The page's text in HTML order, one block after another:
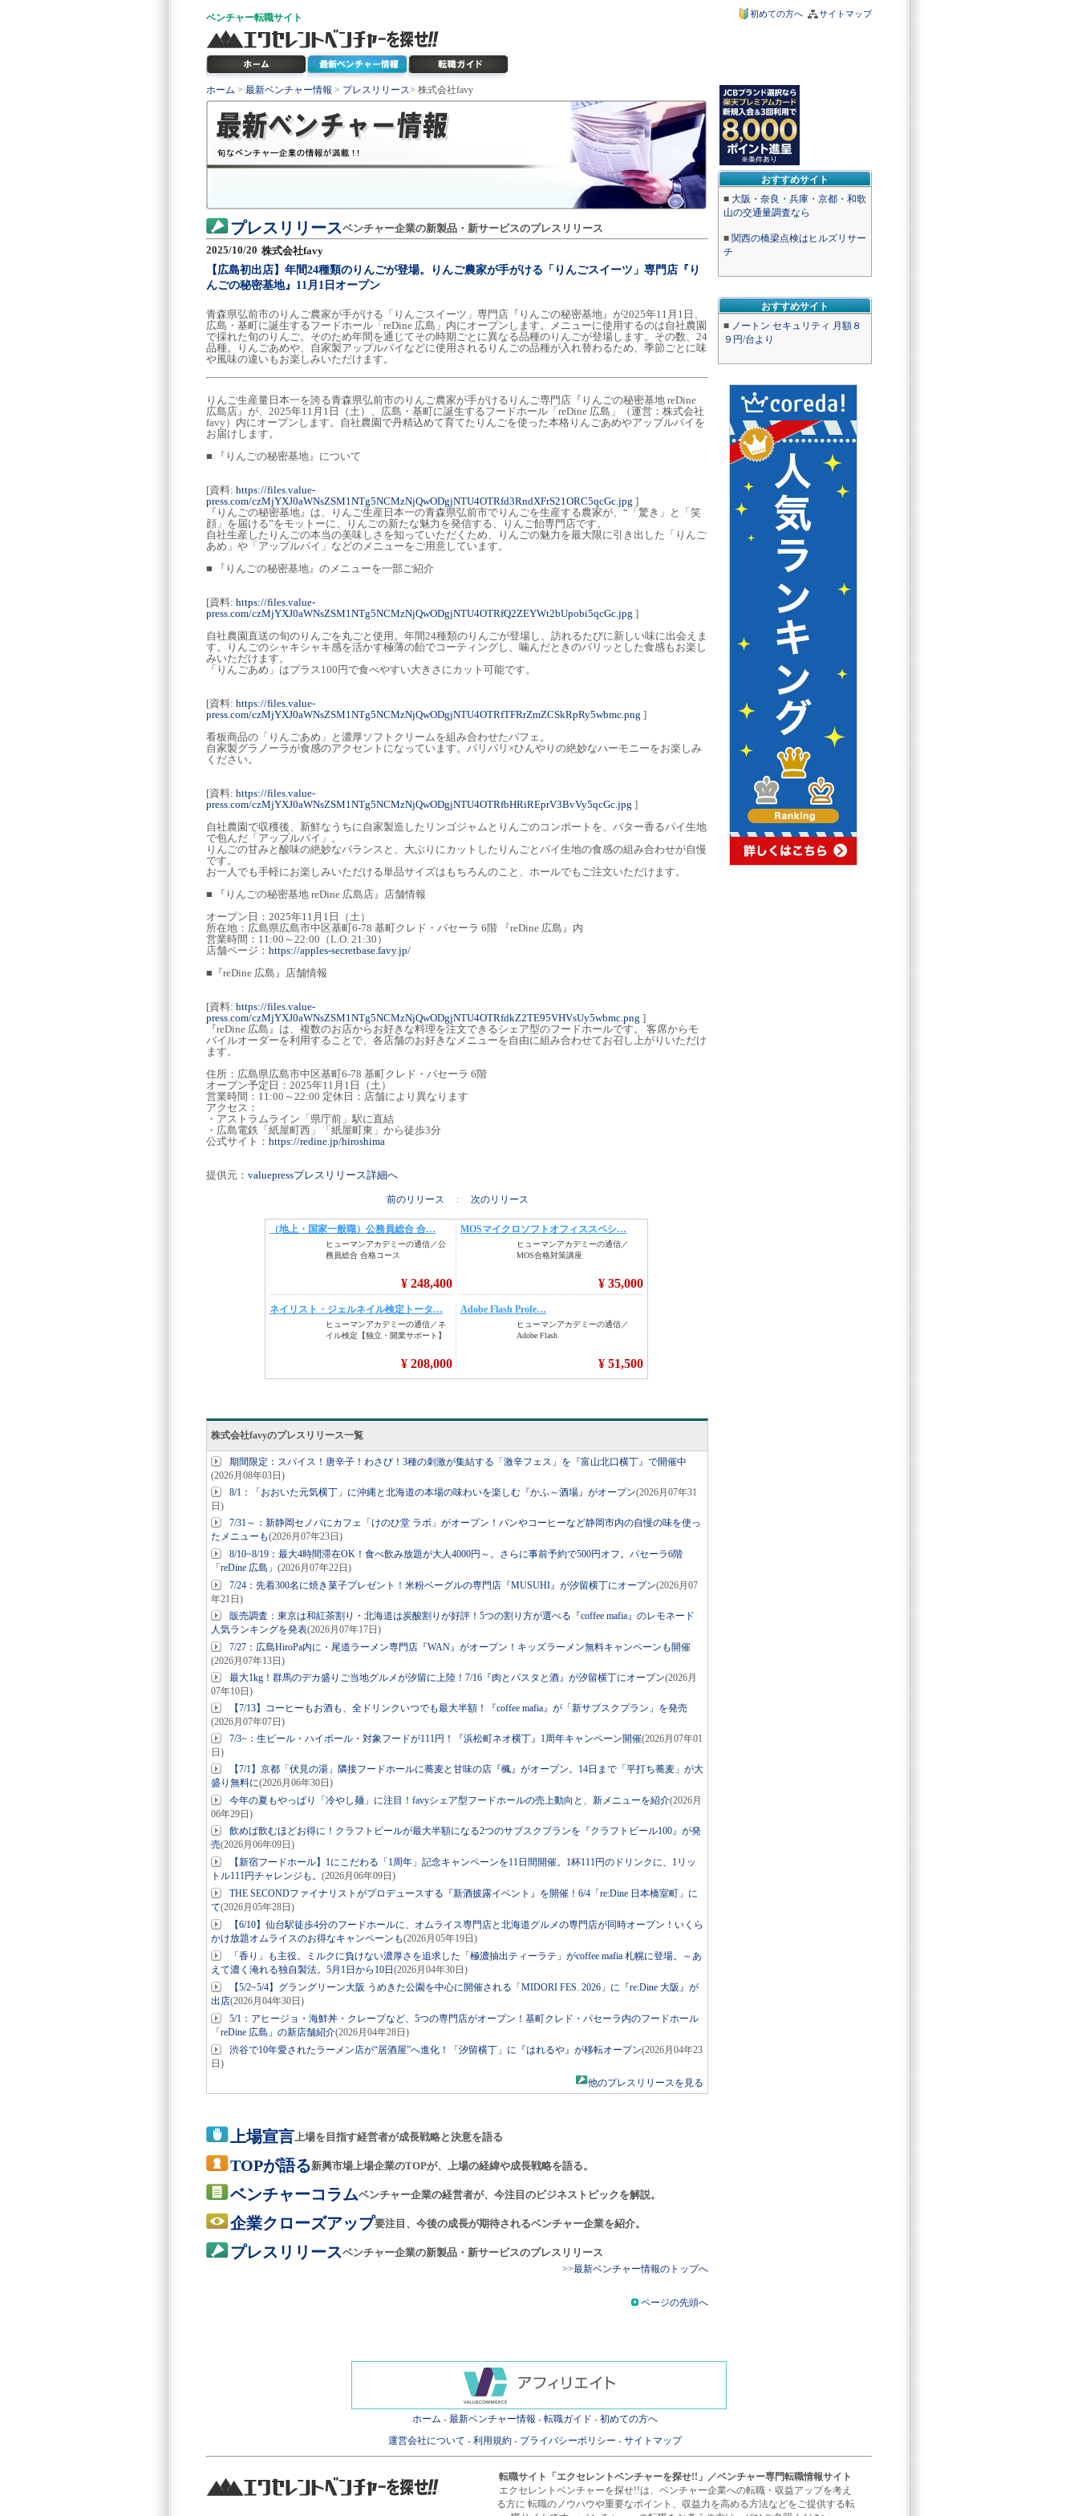
ベンチャー転職サイト サイトマップ
初めての方へ
おすすめサイト
■ 大阪・奈良・兵庫・京都・和歌
山の交通量調査なら
■ 関西の橋梁点検はヒルズリサー
チ
おすすめサイト
■ ノートン セキュリティ 月額８
９円/台より
ホーム > 最新ベンチャー情報 > プレスリリース> 株式会社favy
プレスリリースベンチャー企業の新製品・新サービスのプレスリリース
2025/10/20 株式会社favy
【広島初出店】年間24種類のりんごが登場。りんご農家が手がける「りんごスイーツ」専門店『り
んごの秘密基地』11月1日オープン
青森県弘前市のりんご農家が手がける「りんごスイーツ」専門店『りんごの秘密基地』が2025年11月1日、
広島・基町に誕生するフードホール「reDine 広島」内にオープンします。メニューに使用するのは自社農園
で採れた旬のりんご。そのため年間を通じてその時期ごとに異なる品種のりんごが登場します。その数、24
品種。りんごあめや、自家製アップルパイなどに使用されるりんごの品種が入れ替わるため、季節ごとに味
や風味の違いもお楽しみいただけます。
りんご生産量日本一を誇る青森県弘前市のりんご農家が手がけるりんご専門店『りんごの秘密基地 reDine
広島店』が、2025年11月1日（土）、広島・基町に誕生するフードホール「reDine 広島」（運営：株式会社
favy）内にオープンします。自社農園で丹精込めて育てたりんごを使った本格りんごあめやアップルパイを
お届けします。
■ 『りんごの秘密基地』について
[資料: https://files.value-
press.com/czMjYXJ0aWNsZSM1NTg5NCMzNjQwODgjNTU4OTRfd3RndXFrS21ORC5qcGc.jpg ]
『りんごの秘密基地』は、りんご生産日本一の青森県弘前市でりんごを生産する農家が、“「驚き」と「笑
顔」を届ける”をモットーに、りんごの新たな魅力を発信する、りんご飴専門店です。
自社生産したりんごの本当の美味しさを知っていただくため、りんごの魅力を最大限に引き出した「りんご
あめ」や「アップルパイ」などのメニューをご用意しています。
■ 『りんごの秘密基地』のメニューを一部ご紹介
[資料: https://files.value-
press.com/czMjYXJ0aWNsZSM1NTg5NCMzNjQwODgjNTU4OTRfQ2ZEYWt2bUpobi5qcGc.jpg ]
自社農園直送の旬のりんごを丸ごと使用。年間24種類のりんごが登場し、訪れるたびに新しい味に出会えま
す。りんごのシャキシャキ感を活かす極薄の飴でコーティングし、噛んだときのパリッとした食感もお楽し
みいただけます。
「りんごあめ」はプラス100円で食べやすい大きさにカット可能です。
[資料: https://files.value-
press.com/czMjYXJ0aWNsZSM1NTg5NCMzNjQwODgjNTU4OTRfTFRrZmZCSkRpRy5wbmc.png ]
看板商品の「りんごあめ」と濃厚ソフトクリームを組み合わせたパフェ。
自家製グラノーラが食感のアクセントになっています。パリパリ×ひんやりの絶妙なハーモニーをお楽しみ
ください。
[資料: https://files.value-
press.com/czMjYXJ0aWNsZSM1NTg5NCMzNjQwODgjNTU4OTRfbHRiREprV3BvVy5qcGc.jpg ]
自社農園で収穫後、新鮮なうちに自家製造したリンゴジャムとりんごのコンポートを、バター香るパイ生地
で包んだ「アップルパイ」。
りんごの甘みと酸味の絶妙なバランスと、大ぶりにカットしたりんごとパイ生地の食感の組み合わせが自慢
です。
お一人でも手軽にお楽しみいただける単品サイズはもちろんのこと、ホールでもご注文いただけます。
■ 『りんごの秘密基地 reDine 広島店』店舗情報
オープン日：2025年11月1日（土）
所在地：広島県広島市中区基町6‐78 基町クレド・パセーラ 6階 『reDine 広島』内
営業時間：11:00～22:00（L.O. 21:30）
店舗ページ： https://apples-secretbase.favy.jp/
■『reDine 広島』店舗情報
[資料: https://files.value-
press.com/czMjYXJ0aWNsZSM1NTg5NCMzNjQwODgjNTU4OTRfdkZ2TE95VHVsUy5wbmc.png ]
『reDine 広島』は、複数のお店からお好きな料理を注文できるシェア型のフードホールです。 客席からモ
バイルオーダーを利用することで、各店舗のお好きなメニューを自由に組み合わせてお召し上がりいただけ
ます。
住所：広島県広島市中区基町6‐78 基町クレド・パセーラ 6階
オープン予定日：2025年11月1日（土）
営業時間：11:00～22:00 定休日：店舗により異なります
アクセス：
・アストラムライン「県庁前」駅に直結
・広島電鉄「紙屋町西」「紙屋町東」から徒歩3分
公式サイト： https://redine.jp/hiroshima
提供元： valuepressプレスリリース詳細へ
前のリリース : 次のリリース
株式会社favyのプレスリリース一覧
期間限定：スパイス！唐辛子！わさび！3種の刺激が集結する「激辛フェス」を『富山北口横丁』で開催中
(2026月08年03日)
8/1：「おおいた元気横丁」に沖縄と北海道の本場の味わいを楽しむ『かふ～酒場』がオープン(2026月07年31
日)
7/31～：新静岡セノバにカフェ「けのひ堂 ラボ」がオープン！パンやコーヒーなど静岡市内の自慢の味を使っ
たメニューも(2026月07年23日)
8/10~8/19：最大4時間滞在OK！食べ飲み放題が大人4000円～。さらに事前予約で500円オフ。パセーラ6階
「reDine 広島」 (2026月07年22日)
7/24：先着300名に焼き菓子プレゼント！米粉ベーグルの専門店『MUSUHI』が汐留横丁にオープン(2026月07
年21日)
販売調査：東京は和紅茶割り・北海道は炭酸割りが好評！5つの割り方が選べる『coffee mafia』のレモネード
人気ランキングを発表(2026月07年17日)
7/27：広島HiroPa内に・尾道ラーメン専門店『WAN』がオープン！キッズラーメン無料キャンペーンも開催
(2026月07年13日)
最大1kg！群馬のデカ盛りご当地グルメが汐留に上陸！7/16『肉とパスタと酒』が汐留横丁にオープン(2026月
07年10日)
【7/13】コーヒーもお酒も、全ドリンクいつでも最大半額！『coffee mafia』が「新サブスクプラン」を発売
(2026月07年07日)
7/3~：生ビール・ハイボール・対象フードが111円！『浜松町ネオ横丁』1周年キャンペーン開催(2026月07年01
日)
【7/1】京都「伏見の湯」隣接フードホールに蕎麦と甘味の店『楓』がオープン。14日まで「平打ち蕎麦」が大
盛り無料に(2026月06年30日)
今年の夏もやっぱり「冷やし麺」に注目！favyシェア型フードホールの売上動向と、新メニューを紹介(2026月
06年29日)
飲めば飲むほどお得に！クラフトビールが最大半額になる2つのサブスクプランを『クラフトビール100』が発
売(2026月06年09日)
【新宿フードホール】1にこだわる「1周年」記念キャンペーンを11日間開催。1杯111円のドリンクに、1リッ
トル111円チャレンジも。 (2026月06年09日)
THE SECONDファイナリストがプロデュースする『新酒披露イベント』を開催！6/4「re:Dine 日本橋室町」に
て(2026月05年28日)
【6/10】仙台駅徒歩4分のフードホールに、オムライス専門店と北海道グルメの専門店が同時オープン！いくら
かけ放題オムライスのお得なキャンペーンも(2026月05年19日)
「香り」も主役。ミルクに負けない濃厚さを追求した「極濃抽出ティーラテ」がcoffee mafia 札幌に登場。～あ
えて濃く淹れる独自製法。5月1日から10日 (2026月04年30日)
【5/2~5/4】グラングリーン大阪 うめきた公園を中心に開催される「MIDORI FES. 2026」に『re:Dine 大阪』が
出店(2026月04年30日)
5/1：アヒージョ・海鮮丼・クレープなど、5つの専門店がオープン！基町クレド・パセーラ内のフードホール
「reDine 広島」の新店舗紹介(2026月04年28日)
渋谷で10年愛されたラーメン店が“居酒屋”へ進化！「汐留横丁」に『はれるや』が移転オープン(2026月04年23
日)
他のプレスリリースを見る
上場宣言上場を目指す経営者が成長戦略と決意を語る
TOPが語る新興市場上場企業のTOPが、上場の経緯や成長戦略を語る。
ベンチャーコラムベンチャー企業の経営者が、今注目のビジネストピックを解説。
企業クローズアップ要注目、今後の成長が期待されるベンチャー企業を紹介。
プレスリリースベンチャー企業の新製品・新サービスのプレスリリース
>>最新ベンチャー情報のトップへ
ページの先頭へ
ホーム - 最新ベンチャー情報 - 転職ガイド - 初めての方へ
運営会社について - 利用規約 - プライバシーポリシー - サイトマップ
転職サイト
「エクセレントベンチャーを探せ!!」／ベンチャー専門転職情報サイト
エクセレントベンチャーを探せ!!は、ベンチャー企業への転職・収益アップを考え
る方に 転職のノウハウや重要なポイント、収益力を高める方法などをご提供する転